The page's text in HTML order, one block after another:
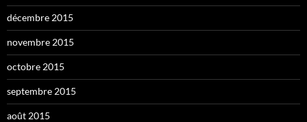
décembre 2015
novembre 2015
octobre 2015
septembre 2015
août 2015